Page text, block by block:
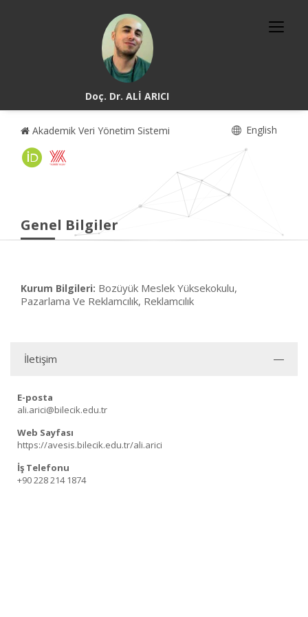
Doç. Dr. ALİ ARICI
Akademik Veri Yönetim Sistemi English
Genel Bilgiler
Kurum Bilgileri: Bozüyük Meslek Yüksekokulu,
Pazarlama Ve Reklamcılık, Reklamcılık
İletişim
E-posta
ali.arici@bilecik.edu.tr
Web Sayfası
https://avesis.bilecik.edu.tr/ali.arici
İş Telefonu
+90 228 214 1874